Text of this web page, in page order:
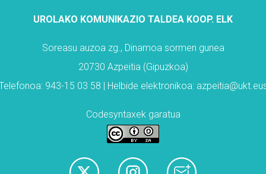
UROLAKO KOMUNIKAZIO TALDEA KOOP. ELK
Soreasu auzoa zg., Dinamoa sormen gunea
20730 Azpeitia (Gipuzkoa)
943-15 03 58 | Helbide elektronikoa:
Codesyntaxek garatua